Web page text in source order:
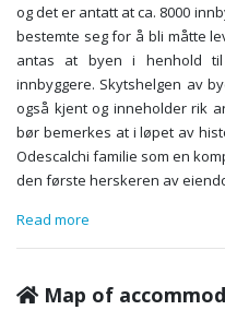
og det er antatt at ca. 8000
bestemte seg for å bli måtte
antas at byen i henhold til
innbyggere. Skytshelgen av
også kjent og inneholder rik
bør bemerkes at i løpet av
Odescalchi familie som en
den første herskeren av
Read more
Map of